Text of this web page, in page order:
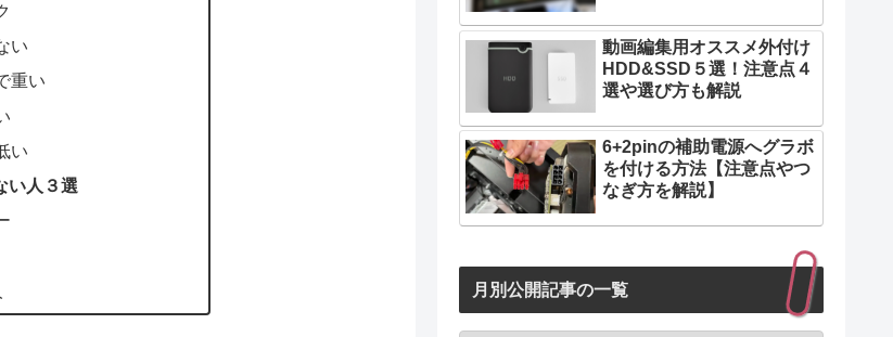
い
重い
い
い人３選
動画編集用オススメ外付け
HDD&SSD５選！注意点４
選や選び方も解説
6+2pinの補助電源へグラボ
を付ける方法【注意点やつ
なぎ方を解説】
月別公開記事の一覧